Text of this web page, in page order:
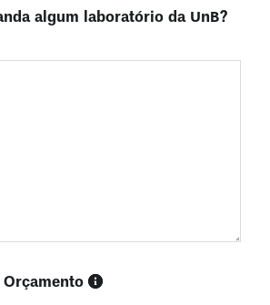
algum laboratório da UnB?
Orçamento